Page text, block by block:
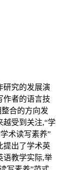
研究的发展演
作者的语言技
合的方向发
越受到关注,“学
术读写素养”
提出了学术英
语教学实际,举